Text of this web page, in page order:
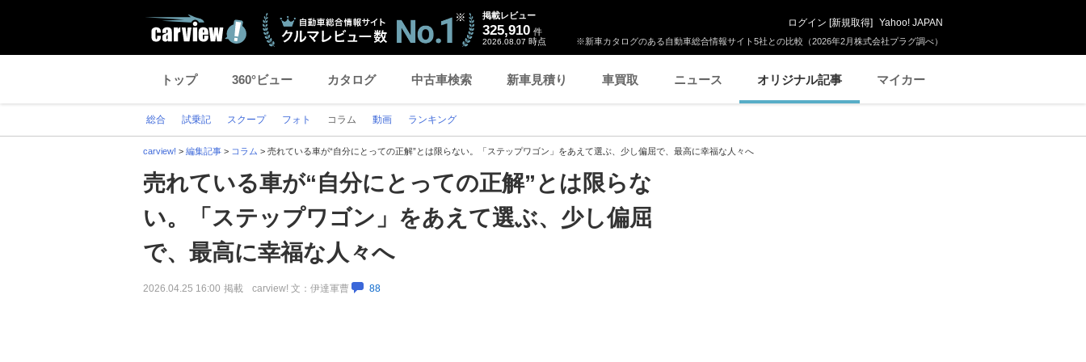
※新車カタログのある自動車総合情報サイト5社との比較（2026年2月株式会社プラグ調べ）
掲載レビュー
325,910 件
2026.08.07 時点
ログイン [新規取得] Yahoo! JAPAN
トップ 360°ビュー カタログ 中古車検索 新車見積り 車買取 ニュース オリジナル記事 マイカー
総合 試乗記 スクープ フォト コラム 動画 ランキング
carview! > 編集記事 > コラム > 売れている車が“自分にとっての正解”とは限らない。「ステップワゴン」をあえて選ぶ、少し偏屈で、最高に幸福な人々へ
売れている車が“自分にとっての正解”とは限らな
い。「ステップワゴン」をあえて選ぶ、少し偏屈
で、最高に幸福な人々へ
2026.04.25 16:00 掲載 carview! 文：伊達軍曹 88